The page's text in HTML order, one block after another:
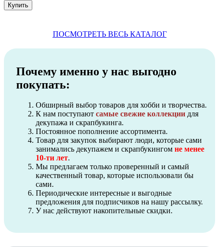
ПОСМОТРЕТЬ ВЕСЬ КАТАЛОГ
Почему именно у нас выгодно
покупать:
Обширный выбор товаров для хобби и творчества.
К нам поступают самые свежие коллекции для
декупажа и скрапбукинга.
Постоянное пополнение ассортимента.
Товар для закупок выбирают люди, которые сами
занимались декупажем и скрапбукингом не менее
10-ти лет.
Мы предлагаем только проверенный и самый
качественный товар, которые использовали бы
сами.
Периодические интересные и выгодные
предложения для подписчиков на нашу рассылку.
У нас действуют накопительные скидки.